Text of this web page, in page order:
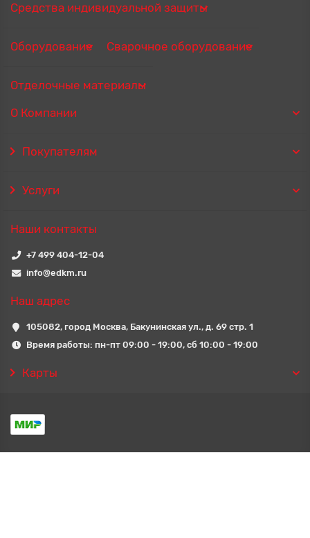
Средства индивидуальной защиты
Оборудование Сварочное оборудование
Отделочные материалы
О Компании
Покупателям
Услуги
Наши контакты
+7 499 404-12-04
info@edkm.ru
Наш адрес
105082, город Москва, Бакунинская ул., д. 69 стр. 1
Время работы: пн-пт 09:00 - 19:00, сб 10:00 - 19:00
Карты